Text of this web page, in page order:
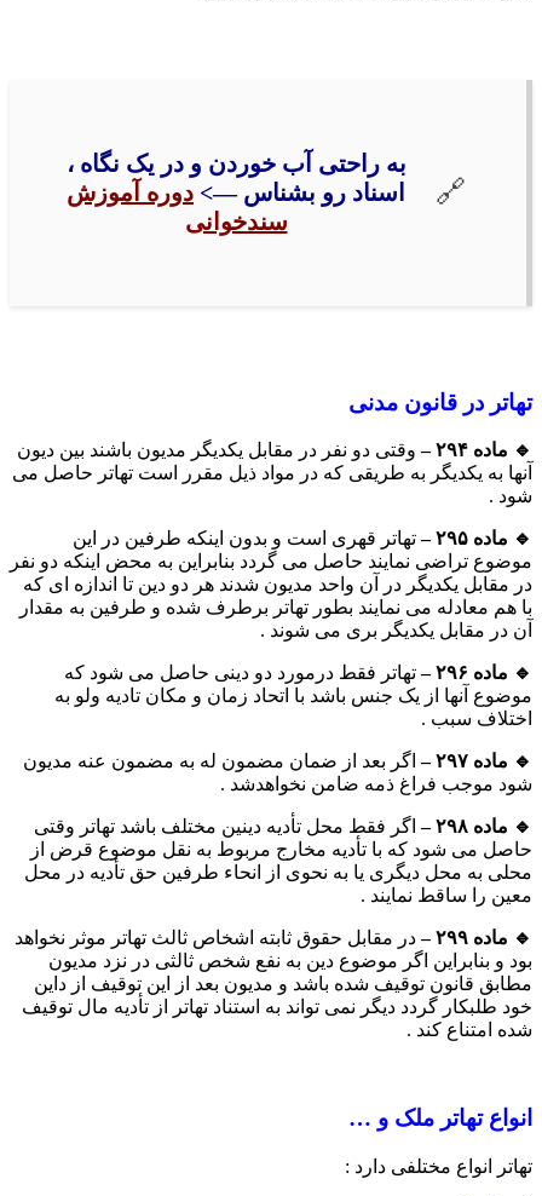
به راحتی آب خوردن و در یک نگاه ،
اسناد رو بشناس —> دوره آموزش
سندخوانی
تهاتر در قانون مدنی
🔹 ماده ۲۹۴ –وقتی دو نفر در مقابل یکدیگر مدیون باشند بین دیون
آنها به یکدیگر به طریقی که در مواد ذیل مقرر است تهاتر حاصل می
شود .
🔹 ماده ۲۹۵ –تهاتر قهری است و بدون اینکه طرفین در این
موضوع تراضی نمایند حاصل می گردد بنابراین به محض اینکه دو نفر
در مقابل یکدیگر در آن واحد مدیون شدند هر دو دین تا اندازه ای که
با هم معادله می نمایند بطور تهاتر برطرف شده و طرفین به مقدار
آن در مقابل یکدیگر بری می شوند .
🔹 ماده ۲۹۶ –تهاتر فقط درمورد دو دینی حاصل می شود که
موضوع آنها از یک جنس باشد با اتحاد زمان و مکان تادیه ولو به
اختلاف سبب .
🔹 ماده ۲۹۷ –اگر بعد از ضمان مضمون له به مضمون عنه مدیون
شود موجب فراغ ذمه ضامن نخواهدشد .
🔹 ماده ۲۹۸ –اگر فقط محل تأدیه دینین مختلف باشد تهاتر وقتی
حاصل می شود که با تأدیه مخارج مربوط به نقل موضوع قرض از
محلی به محل دیگری یا به نحوی از انحاء طرفین حق تأدیه در محل
معین را ساقط نمایند .
🔹 ماده ۲۹۹ –در مقابل حقوق ثابته اشخاص ثالث تهاتر موثر نخواهد
بود و بنابراین اگر موضوع دین به نفع شخص ثالثی در نزد مدیون
مطابق قانون توقیف شده باشد و مدیون بعد از این توقیف از داین
خود طلبکار گردد دیگر نمی تواند به استناد تهاتر از تأدیه مال توقیف
شده امتناع کند .
انواع تهاتر ملک و …
تهاتر انواع مختلفی دارد :